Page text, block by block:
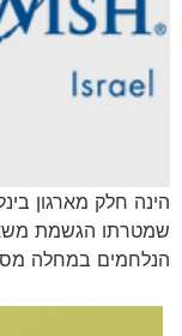
הנלחמים במחלה